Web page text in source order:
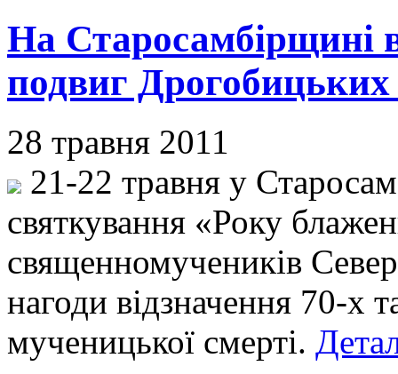
На Старосамбірщині
подвиг
28 травня 2011
21-22 травня у
святкування «Року
священномучеників
нагоди відзначення 70-х
мученицької смерті.